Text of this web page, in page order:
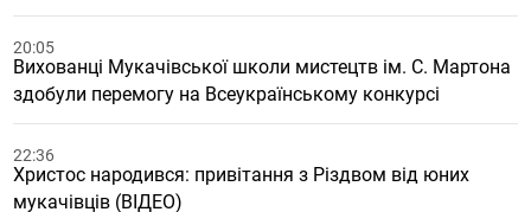
20:05
Вихованці Мукачівської школи мистецтв ім. С. Мартона
здобули перемогу на Всеукраїнському конкурсі
22:36
Христос народився: привітання з Різдвом від юних
мукачівців (ВІДЕО)